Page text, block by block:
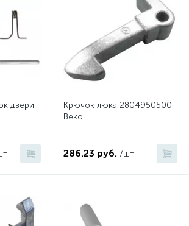
двери
Крючок люка 2804950500
Beko
286.23 руб. /шт